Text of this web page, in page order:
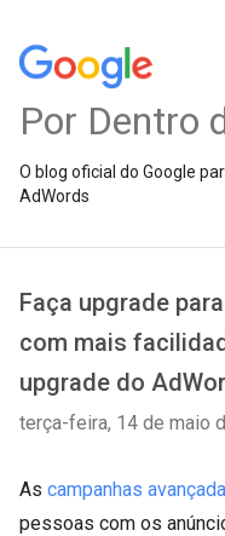
Por Dentro
O blog oficial do Google
AdWords
Faça upgrade
com mais
upgrade do
terça-feira, 14 de maio
As campanhas
pessoas com os